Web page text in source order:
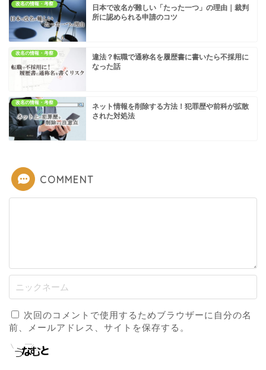
改名の情報・考察
日本で改名が難しい「たった一つ」の理由｜裁判
所に認められる申請のコツ
改名の情報・考察
違法？転職で通称名を履歴書に書いたら不採用に
なった話
改名の情報・考察
ネット情報を削除する方法！犯罪歴や前科が拡散
された対処法
COMMENT
次回のコメントで使用するためブラウザーに自分の名
前、メールアドレス、サイトを保存する。